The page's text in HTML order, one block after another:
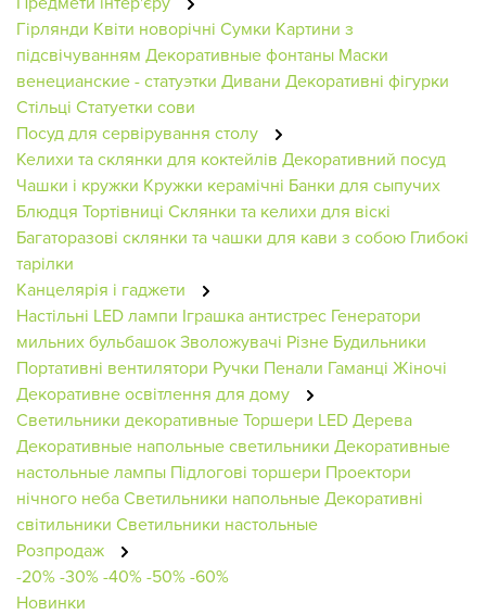
Гірлянди Квіти новорічні Сумки Картини з
підсвічуванням Декоративные фонтаны Маски
венецианские - статуэтки Дивани Декоративні фігурки
Стільці Статуетки сови
Посуд для сервірування столу
Келихи та склянки для коктейлів Декоративний посуд
Чашки і кружки Кружки керамічні Банки для сыпучих
Блюдця Тортівниці Склянки та келихи для віскі
Багаторазові склянки та чашки для кави з собою Глибокі
тарілки
Канцелярія і гаджети
Настільні LED лампи Іграшка антистрес Генератори
мильних бульбашокЗволожувачі Різне Будильники
Портативні вентилятори Ручки Пенали Гаманці Жіночі
Декоративне освітлення для дому
Светильники декоративныеТоршери LED Дерева
Декоративные напольные светильники Декоративные
настольные лампы Підлогові торшери Проектори
нічного небаСветильники напольныеДекоративні
світильники Светильники настольные
Розпродаж
-20%-30%-40%-50%-60%
Новинки